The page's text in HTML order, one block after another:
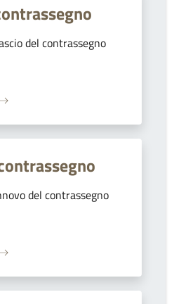
del contrassegno
del contrassegno